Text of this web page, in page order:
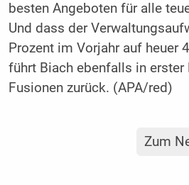
besten Angeboten für alle
Und dass der
Prozent im Vorjahr auf heuer
führt Biachebenfalls in erster
Fusionen zurück. (APA/red)
Zum